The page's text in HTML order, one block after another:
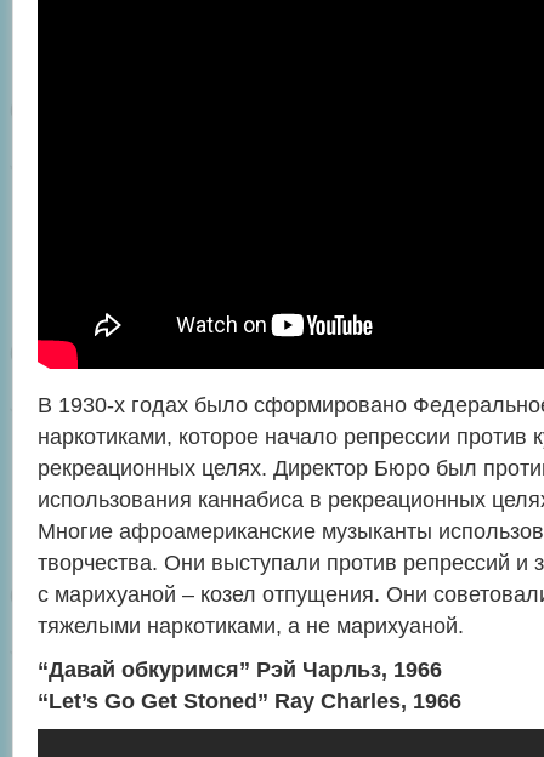
В 1930-х годах было сформировано
наркотиками, которое начало репрессии против
рекреационных целях. Директор Бюро был
использования каннабиса в рекреационных
Многие афроамериканские музыканты
творчества. Они выступали против репрессий и
с марихуаной – козел отпущения. Они
тяжелыми наркотиками, а не марихуаной.
“Давай обкуримся” Рэй Чарльз, 1966
“Let’s Go Get Stoned” Ray Charles, 1966